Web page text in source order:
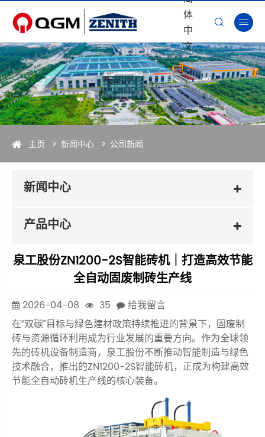
体
中
文
 
主页 新闻中心 公司新闻
新闻中心
产品中心
泉工股份ZN1200-2S智能砖机｜打造高效节能
全自动固废制砖生产线
2026-04-08 35
给我留言
在“双碳”目标与绿色建材政策持续推进的背景下，固废制
砖与资源循环利用成为行业发展的重要方向。作为全球领
先的砖机设备制造商，泉工股份不断推动智能制造与绿色
技术融合，推出的ZN1200-2S智能砖机，正成为构建高效
节能全自动砖机生产线的核心装备。